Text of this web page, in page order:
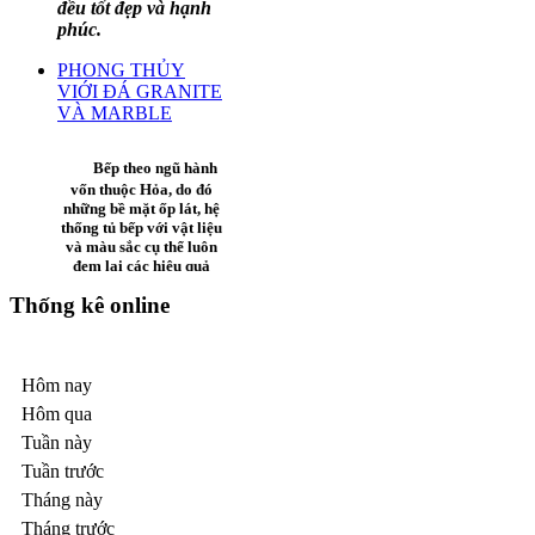
cương đúng cách thì
gia đình, công việc
đều tốt đẹp và hạnh
phúc.
PHONG THỦY
VÀ MARBLE
Bếp theo ngũ hành
vốn thuộc Hỏa, do đó
những bề mặt ốp lát, hệ
và màu sắc cụ thể luôn
đem lại các hiệu quả
THUẬT NGŨ
HÀNH Đá HOA
CƯƠNG, GANITE,
MARBLE
.
Thống kê online
Hôm nay
Hôm qua
Tuần này
Tuần trước
Tháng này
Tháng trước
lịch và khách đi công
tác tới Đà Nẵng.
MANSION
BUILDING
Dự án
Mansion
dựng trên khu đất
có diện tích 925m2
tại số 3 Võ Văn
Tần, phường 6,
quận 3, đối diện